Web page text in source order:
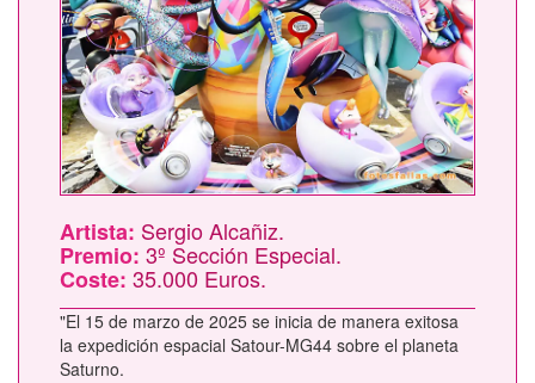
Artista: Sergio Alcañiz.
Premio: 3º Sección Especial.
Coste: 35.000 Euros.
"El 15 de marzo de 2025 se inicia de manera exitosa
la expedición espacial Satour-MG44 sobre el planeta
Saturno.